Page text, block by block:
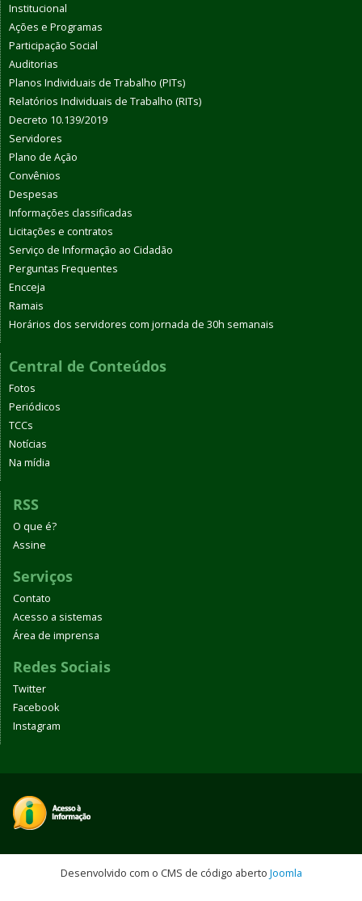
Institucional
Ações e Programas
Participação Social
Auditorias
Planos Individuais de Trabalho (PITs)
Relatórios Individuais de Trabalho (RITs)
Decreto 10.139/2019
Servidores
Plano de Ação
Convênios
Despesas
Informações classificadas
Licitações e contratos
Serviço de Informação ao Cidadão
Perguntas Frequentes
Encceja
Ramais
Horários dos servidores com jornada de 30h semanais
Central de Conteúdos
Fotos
Periódicos
TCCs
Notícias
Na mídia
RSS
O que é?
Assine
Serviços
Contato
Acesso a sistemas
Área de imprensa
Redes Sociais
Twitter
Facebook
Instagram
Desenvolvido com o CMS de código aberto Joomla